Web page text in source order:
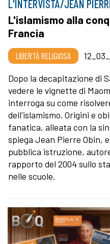
L'INTERVISTA/JEAN
L'islamismo alla
Francia
LIBERTÀ RELIGIOSA
Dopo la decapitazione di
vedere le vignette di
interroga su come
dell'islamismo. Origini e
fanatica, alleata con la
spiega Jean Pierre Obin,
pubblica istruzione,
rapporto del 2004 sullo
nelle scuole.